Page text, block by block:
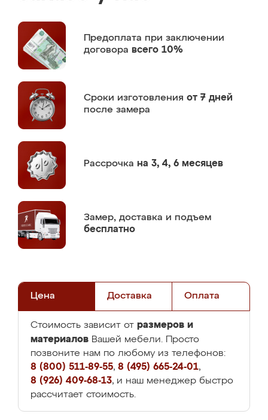
Предоплата при заключении
договора всего 10%
Сроки изготовления от 7 дней
после замера
Рассрочка на 3, 4, 6 месяцев
Замер, доставка и подъем
бесплатно
Цена Доставка Оплата
Стоимость зависит от размеров и
материалов Вашей мебели. Просто
позвоните нам по любому из телефонов:
8 (800) 511-89-55, 8 (495) 665-24-01,
8 (926) 409-68-13, и наш менеджер быстро
рассчитает стоимость.